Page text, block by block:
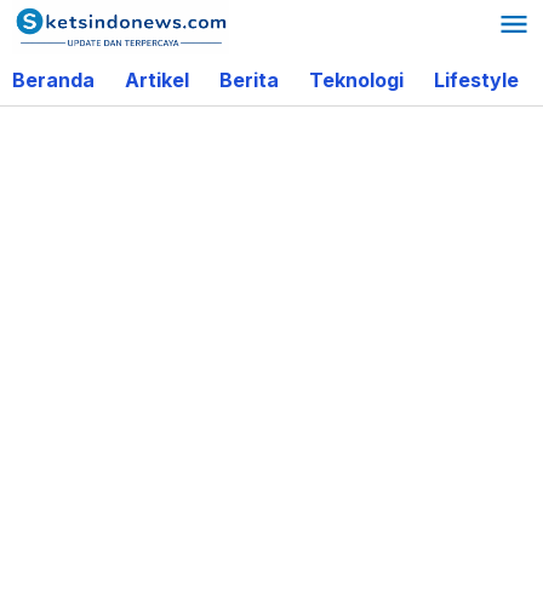
Lewati
ke
konten
Beranda Artikel Berita Teknologi Lifestyle